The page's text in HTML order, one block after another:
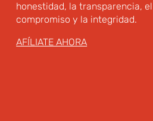
honestidad, la transparencia, el
compromiso y la integridad.
AFÍLIATE AHORA